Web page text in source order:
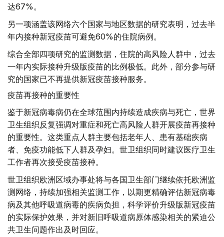
达67%。
另一项涵盖该网络六个国家与地区数据的研究表明，过去半
年内接种新冠疫苗可避免60%的住院病例。
综合全部四项研究的监测数据，住院的高风险人群中，过去
一年内实际接种升级版疫苗的比例极低。此外，部分参与研
究的国家已不再提供新冠疫苗接种服务。
疫苗再接种的重要性
鉴于新冠病毒病仍在全球范围内持续造成疾病与死亡，世界
卫生组织反复强调对重症和死亡高风险人群开展疫苗再接种
的重要性。这类重点人群主要包括老年人、患有基础疾病
者、免疫功能低下人群及孕妇。世卫组织同时建议医疗卫生
工作者再次接受疫苗接种。
世卫组织欧洲区域办事处将与各国卫生部门继续依托欧洲监
测网络，持续加强相关监测工作，以期更精确评估新冠病毒
病及其他呼吸道病毒的疾病负担，科学评价升级版新冠疫苗
的实际保护效果，并对新旧呼吸道病原体感染相关的紧迫公
共卫生问题作出及时回应。